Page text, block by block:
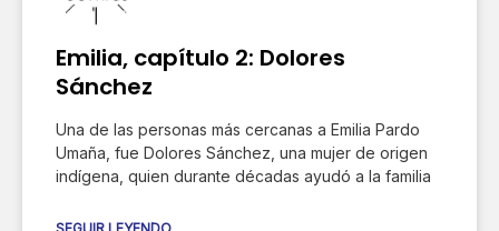
Emilia, capítulo 2: Dolores
Sánchez
Una de las personas más cercanas a Emilia Pardo
Umaña, fue Dolores Sánchez, una mujer de origen
indígena, quien durante décadas ayudó a la familia